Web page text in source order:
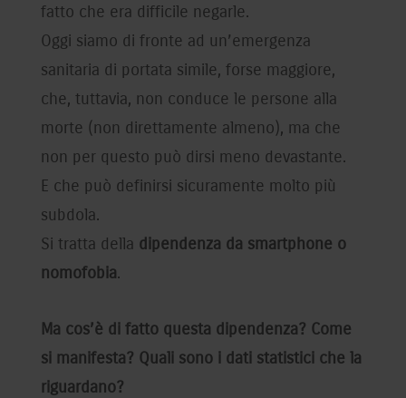
fatto che era difficile negarle.
Oggi siamo di fronte ad un’emergenza
sanitaria di portata simile, forse maggiore,
che, tuttavia, non conduce le persone alla
morte (non direttamente almeno), ma che
non per questo può dirsi meno devastante.
E che può definirsi sicuramente molto più
subdola.
Si tratta della dipendenza da smartphone o
nomofobia.
Ma cos’è di fatto questa dipendenza? Come
si manifesta? Quali sono i dati statistici che la
riguardano?